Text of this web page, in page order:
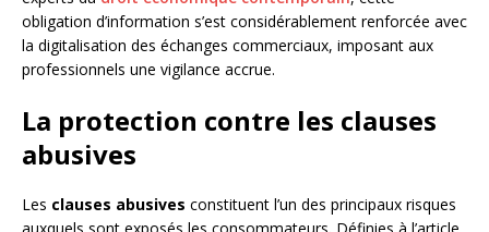
obligation d’information s’est considérablement renforcée avec
la digitalisation des échanges commerciaux, imposant aux
professionnels une vigilance accrue.
La protection contre les clauses
abusives
Les clauses abusives constituent l’un des principaux risques